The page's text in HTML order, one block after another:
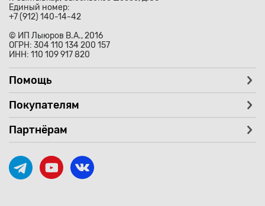
Единый номер:
+7 (912) 140-14-42
© ИП Лыюров В.А., 2016
ОГРН: 304 110 134 200 157
ИНН: 110 109 917 820
Помощь
Покупателям
Партнёрам